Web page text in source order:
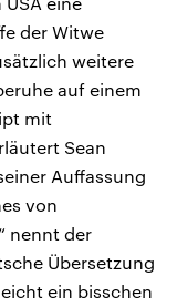
der Witwe
weitere
auf einem
mit
Sean
Auffassung
von
nennt der
Übersetzung
ein bisschen